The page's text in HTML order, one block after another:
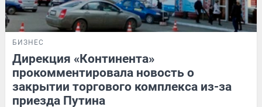
БИЗНЕС
Дирекция «Континента»
прокомментировала новость о
закрытии торгового комплекса из-за
приезда Путина